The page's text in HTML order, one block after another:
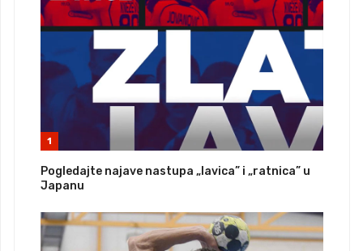
1
Pogledajte najave nastupa „lavica” i „ratnica” u
Japanu